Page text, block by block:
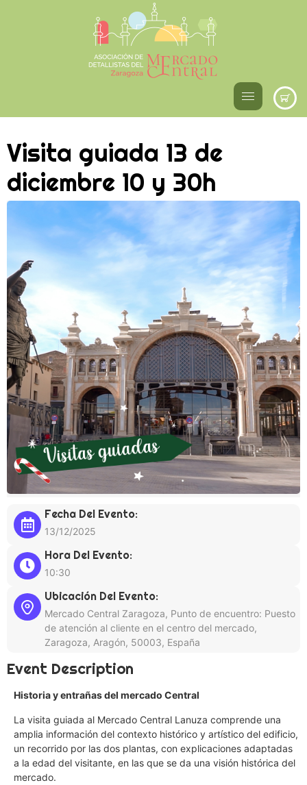
Visita guiada 13 de
diciembre 10 y 30h
Fecha Del Evento:
13/12/2025
Hora Del Evento:
10:30
Ubicación Del Evento:
Mercado Central Zaragoza, Punto de encuentro: Puesto
de atención al cliente en el centro del mercado,
Zaragoza, Aragón, 50003, España
Event Description
Historia y entrañas del mercado Central
La visita guiada al Mercado Central Lanuza comprende una
amplia información del contexto histórico y artístico del edificio,
un recorrido por las dos plantas, con explicaciones adaptadas
a la edad del visitante, en las que se da una visión histórica del
mercado.